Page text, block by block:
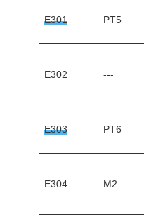
E301 PT5
E302 ---
E303 PT6
E304 M2